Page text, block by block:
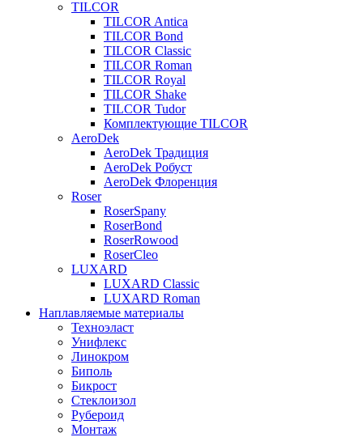
TILCOR
TILCOR Antica
TILCOR Bond
TILCOR Classic
TILCOR Roman
TILCOR Royal
TILCOR Shake
TILCOR Tudor
Комплектующие TILCOR
AeroDek
AeroDek Традиция
AeroDek Робуст
AeroDek Флоренция
Roser
RoserSpany
RoserBond
RoserRowood
RoserCleo
LUXARD
LUXARD Classic
LUXARD Roman
Наплавляемые материалы
Техноэласт
Унифлекс
Линокром
Биполь
Бикрост
Стеклоизол
Рубероид
Монтаж